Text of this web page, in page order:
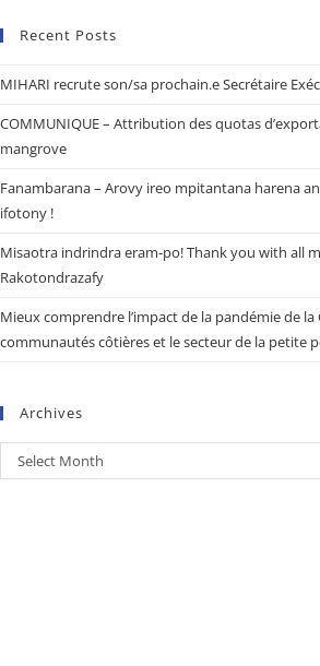
Recent Posts
MIHARI recrute son/sa prochain.e Secrétaire
COMMUNIQUE – Attribution des quotas
mangrove
Fanambarana – Arovy ireo mpitantana harena
ifotony !
Misaotra indrindra eram-po! Thank you with all
Rakotondrazafy
Mieux comprendre l’impact de la pandémie de la
communautés côtières et le secteur de la petite
Archives
Select Month